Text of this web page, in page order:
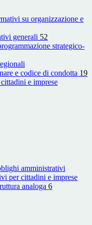
su organizzazione e
generali 52
strategico-
e codice di condotta 19
e imprese
amministrativi
per cittadini e imprese
analoga 6